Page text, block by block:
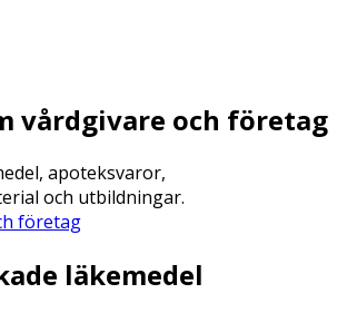
vårdgivare och företag
apoteksvaror,
och utbildningar.
företag
läkemedel